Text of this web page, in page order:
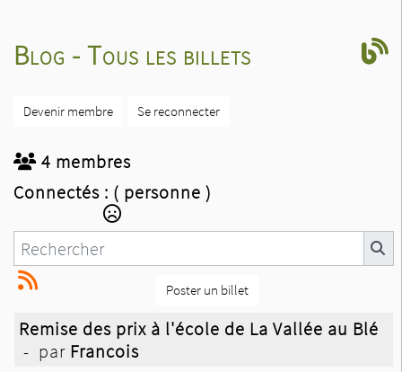
Blog - Tous les billets
Devenir membre Se reconnecter
4 membres
Connectés : ( personne )
Poster un billet
Remise des prix à l'école de La Vallée au Blé
- par Francois